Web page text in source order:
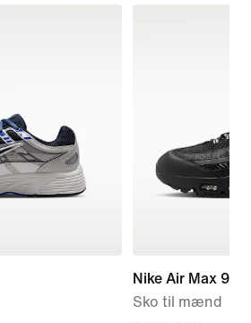
Nike Air Max 95
Sko til mænd